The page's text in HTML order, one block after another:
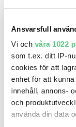
Ansvarsfull
Vi och våra 1022
som t.ex. ditt IP-
cookies för att
enhet för att
innehåll, annons-
och
använda din data
BMW i4
Pris5 980 kr
DAAL BIL AB
4 117